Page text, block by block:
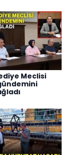
Meclisi